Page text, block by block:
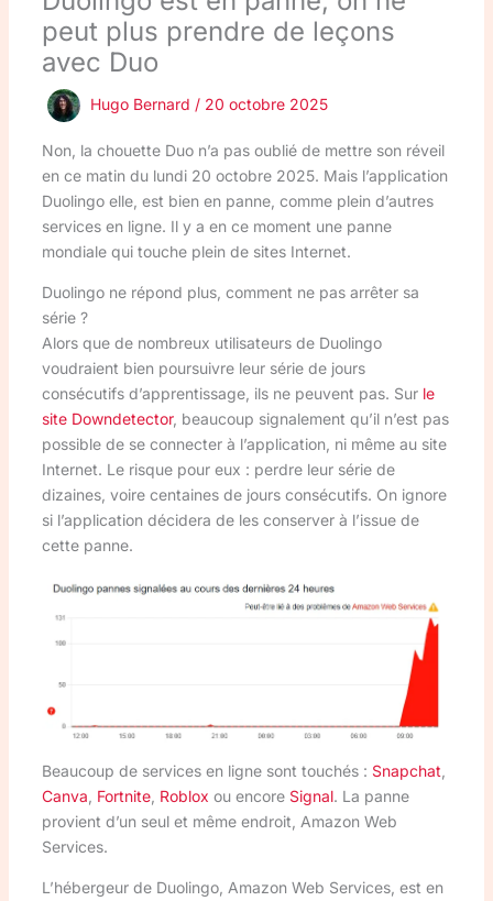
peut plus prendre de leçons
avec Duo
Hugo Bernard / 20 octobre 2025
Non, la chouette Duo n’a pas oublié de mettre son réveil
en ce matin du lundi 20 octobre 2025. Mais l’application
Duolingo elle, est bien en panne, comme plein d’autres
services en ligne. Il y a en ce moment une panne
mondiale qui touche plein de sites Internet.
Duolingo ne répond plus, comment ne pas arrêter sa
série ?
Alors que de nombreux utilisateurs de Duolingo
voudraient bien poursuivre leur série de jours
consécutifs d’apprentissage, ils ne peuvent pas. Sur le
site Downdetector, beaucoup signalement qu’il n’est pas
possible de se connecter à l’application, ni même au site
Internet. Le risque pour eux : perdre leur série de
dizaines, voire centaines de jours consécutifs. On ignore
si l’application décidera de les conserver à l’issue de
cette panne.
Beaucoup de services en ligne sont touchés : Snapchat
Canva Fortnite, Roblox ou encore Signal. La panne
provient d’un seul et même endroit, Amazon Web
Services.
L’hébergeur de Duolingo, Amazon Web Services, est en